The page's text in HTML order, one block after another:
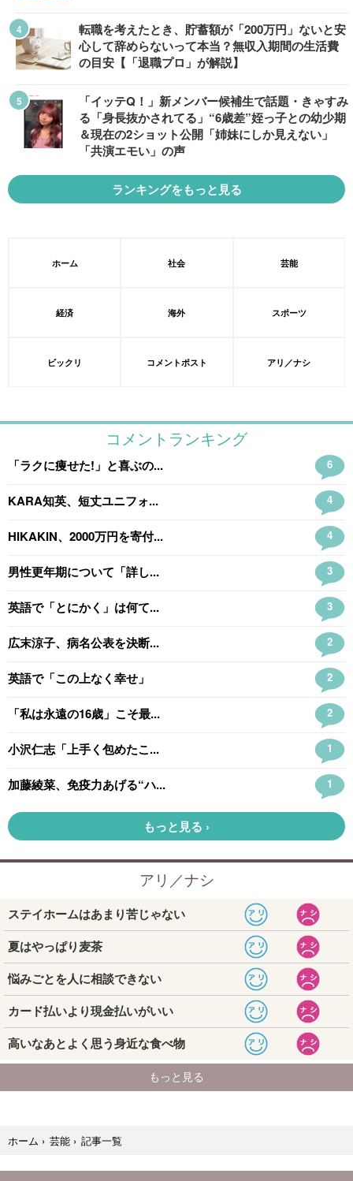
転職を考えたとき、貯蓄額が「200万円」ないと安
心して辞めらないって本当？無収入期間の生活費
の目安【「退職プロ」が解説】
「イッテQ！」新メンバー候補生で話題・きゃすみ
る「身長抜かされてる」“6歳差”姪っ子との幼少期
＆現在の2ショット公開「姉妹にしか見えない」
「共演エモい」の声
ランキングをもっと見る
ホーム 社会 芸能
経済 海外 スポーツ
ビックリ コメントポスト アリ／ナシ
ホーム › 芸能 › 記事一覧